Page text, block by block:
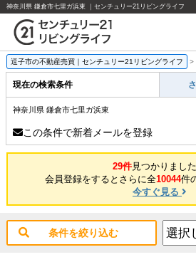
神奈川県 鎌倉市七里ガ浜東 ｜センチュリー21リビングライフ
逗子市の不動産売買｜センチュリー21リビングライフ >
現在の検索条件
神奈川県 鎌倉市七里ガ浜東
この条件で新着メールを登録
29件見つかりました
会員登録をするとさらに全10044件
今すぐ見る
条件を絞り込む